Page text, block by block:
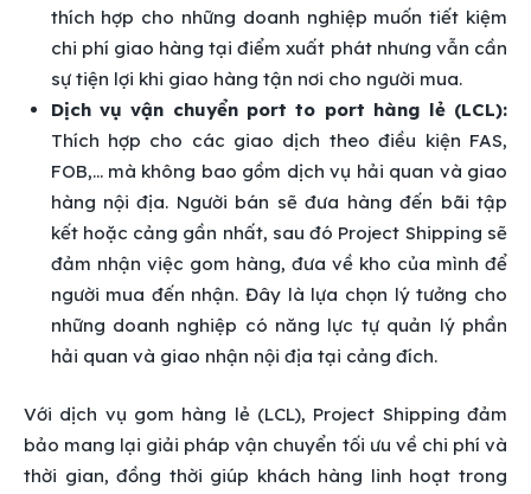
thích hợp cho những doanh nghiệp muốn tiết kiệm
chi phí giao hàng tại điểm xuất phát nhưng vẫn cần
sự tiện lợi khi giao hàng tận nơi cho người mua.
Dịch vụ vận chuyển port to port hàng lẻ (LCL):
Thích hợp cho các giao dịch theo điều kiện FAS,
FOB,… mà không bao gồm dịch vụ hải quan và giao
hàng nội địa. Người bán sẽ đưa hàng đến bãi tập
kết hoặc cảng gần nhất, sau đó Project Shipping sẽ
đảm nhận việc gom hàng, đưa về kho của mình để
người mua đến nhận. Đây là lựa chọn lý tưởng cho
những doanh nghiệp có năng lực tự quản lý phần
hải quan và giao nhận nội địa tại cảng đích.
Với dịch vụ gom hàng lẻ (LCL), Project Shipping đảm
bảo mang lại giải pháp vận chuyển tối ưu về chi phí và
thời gian, đồng thời giúp khách hàng linh hoạt trong